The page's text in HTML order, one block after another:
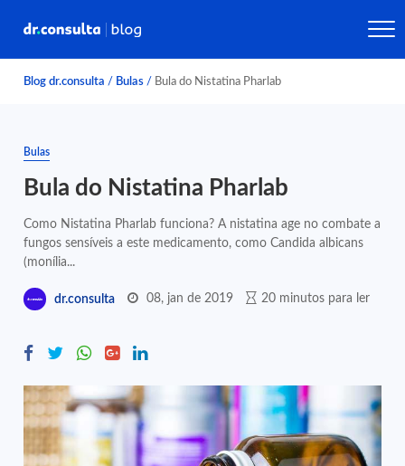
Blog dr.consulta / Bulas / Bula do Nistatina Pharlab
Bulas
Bula do Nistatina Pharlab
Como Nistatina Pharlab funciona? A nistatina age no combate a
fungos sensíveis a este medicamento, como Candida albicans
(monília...
dr.consulta 08, jan de 2019 20 minutos para ler